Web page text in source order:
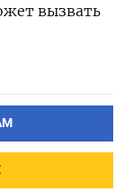
вызвать